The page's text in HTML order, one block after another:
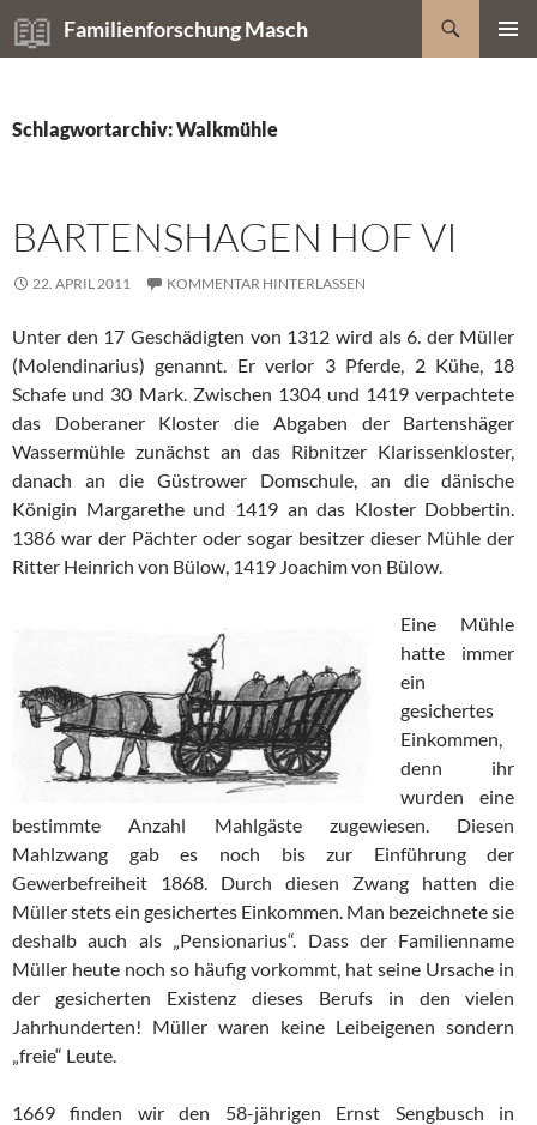
Zum
Inhalt
Familienforschung Masch
Suchen
Schlagwortarchiv: Walkmühle
BARTENSHAGEN HOF VI
22. APRIL 2011 KOMMENTAR HINTERLASSEN
Unter den 17 Geschädigten von 1312 wird als 6. der Müller
(Molendinarius) genannt. Er verlor 3 Pferde, 2 Kühe, 18
Schafe und 30 Mark. Zwischen 1304 und 1419 verpachtete
das Doberaner Kloster die Abgaben der Bartenshäger
Wassermühle zunächst an das Ribnitzer Klarissenkloster,
danach an die Güstrower Domschule, an die dänische
Königin Margarethe und 1419 an das Kloster Dobbertin.
1386 war der Pächter oder sogar besitzer dieser Mühle der
Ritter Heinrich von Bülow, 1419 Joachim von Bülow.
Eine Mühle
hatte immer
ein
gesichertes
Einkommen,
denn ihr
wurden eine
bestimmte Anzahl Mahlgäste zugewiesen. Diesen
Mahlzwang gab es noch bis zur Einführung der
Gewerbefreiheit 1868. Durch diesen Zwang hatten die
Müller stets ein gesichertes Einkommen. Man bezeichnete sie
deshalb auch als „Pensionarius“. Dass der Familienname
Müller heute noch so häufig vorkommt, hat seine Ursache in
der gesicherten Existenz dieses Berufs in den vielen
Jahrhunderten! Müller waren keine Leibeigenen sondern
„freie“ Leute.
1669 finden wir den 58-jährigen Ernst Sengbusch in